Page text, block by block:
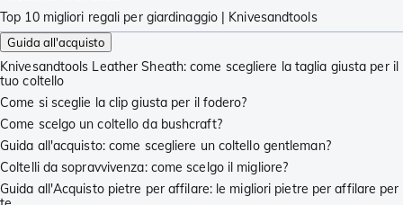
Top 10 migliori regali per giardinaggio | Knivesandtools
Guida all'acquisto
Knivesandtools Leather Sheath: come scegliere la taglia giusta per il
tuo coltello
Come si sceglie la clip giusta per il fodero?
Come scelgo un coltello da bushcraft?
Guida all'acquisto: come scegliere un coltello gentleman?
Coltelli da sopravvivenza: come scelgo il migliore?
Guida all'Acquisto pietre per affilare: le migliori pietre per affilare per